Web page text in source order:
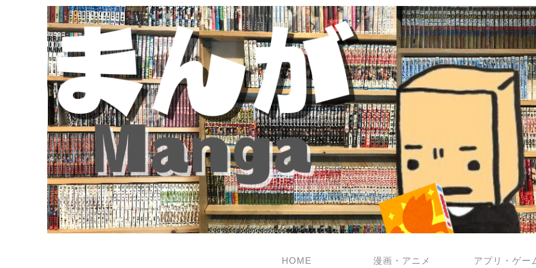
HOME 漫画・アニメ アプリ・ゲー